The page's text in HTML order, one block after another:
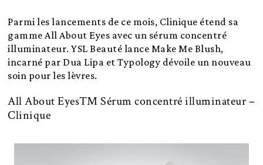
Parmi les lancements de ce mois, Clinique étend sa
gamme All About Eyes avec un sérum concentré
illuminateur. YSL Beauté lance Make Me Blush,
incarné par Dua Lipa et Typology dévoile un nouveau
soin pour les lèvres.
All About Eyes™ Sérum concentré illuminateur –
Clinique